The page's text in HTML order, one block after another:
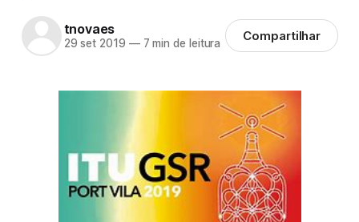
tnovaes
29 set 2019 —7 min de leitura Compartilhar